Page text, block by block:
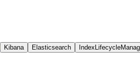
Kibana Elasticsearch